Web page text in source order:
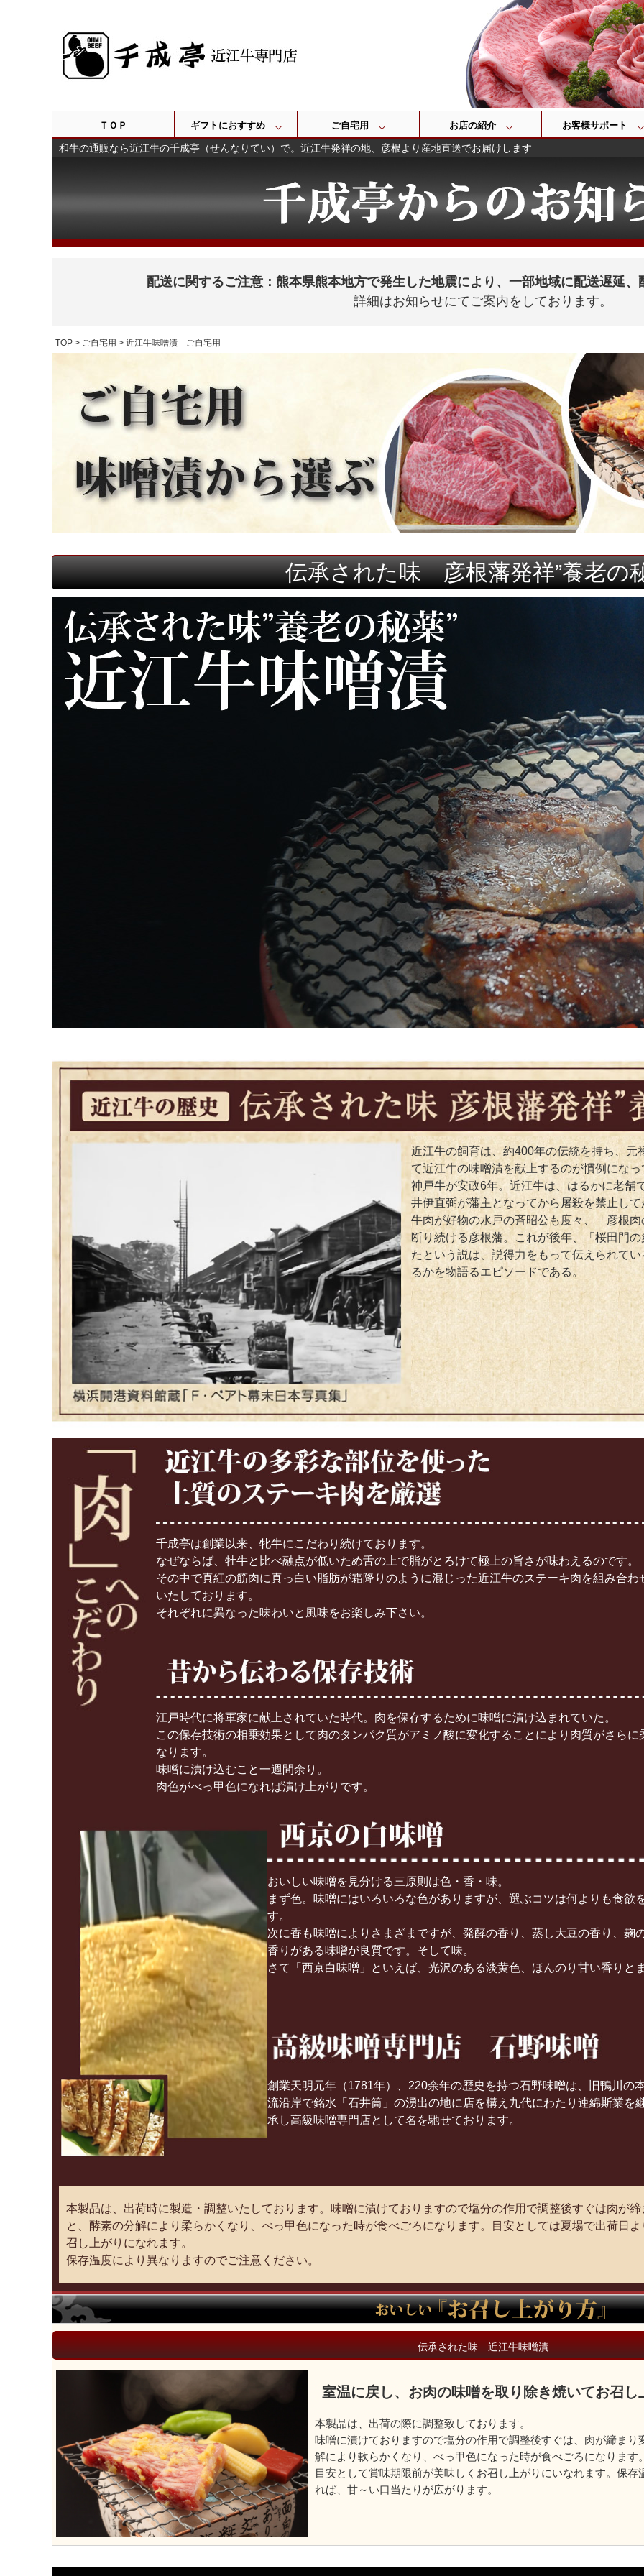
検索
ＴＯＰ ギフトにおすすめ ご自宅用 お店の紹介 お客様サポート
和牛の通販なら近江牛の千成亭（せんなりてい）で。近江牛発祥の地、彦根より産地直送でお届けします
配送に関するご注意：熊本県熊本地方で発生した地震により、一部地域に配送遅延
詳細はお知らせにてご案内をしております。
TOP ご自宅用 近江牛味噌漬 ご自宅用
伝承された味 彦根藩発祥”養老の
近江牛の飼育は、約400年の伝統を持ち、
て近江牛の味噌漬を献上するのが慣例にな
神戸牛が安政6年。近江牛は、はるかに老舗
井伊直弼が藩主となってから屠殺を禁止し
牛肉が好物の水戸の斉昭公も度々、「彦根
断り続ける彦根藩。これが後年、「桜田門
たという説は、説得力をもって伝えられて
るかを物語るエピソードである。
千成亭は創業以来、牝牛にこだわり続けております。
なぜならば、牡牛と比べ融点が低いため舌の上で脂がとろけて極上の旨さが味わえるのです。
その中で真紅の筋肉に真っ白い脂肪が霜降りのように混じった近江牛のステーキ肉を組み合わ
いたしております。
それぞれに異なった味わいと風味をお楽しみ下さい。
江戸時代に将軍家に献上されていた時代。肉を保存するために味噌に漬け込まれていた。
この保存技術の相乗効果として肉のタンパク質がアミノ酸に変化することにより肉質がさらに
なります。
味噌に漬け込むこと一週間余り。
肉色がべっ甲色になれば漬け上がりです。
おいしい味噌を見分ける三原則は色・香・味。
まず色。味噌にはいろいろな色がありますが、選ぶコツは何よりも食欲
す。
次に香も味噌によりさまざまですが、発酵の香り、蒸し大豆の香り、麹
香りがある味噌が良質です。そして味。
さて「西京白味噌」といえば、光沢のある淡黄色、ほんのり甘い香りと
創業天明元年（1781年）、220余年の歴史を持つ石野味噌は、旧鴨川の
流沿岸で銘水「石井筒」の湧出の地に店を構え九代にわたり連綿斯業を
承し高級味噌専門店として名を馳せております。
本製品は、出荷時に製造・調整いたしております。味噌に漬けておりますので塩分の作用で調整後すぐは肉が
と、酵素の分解により柔らかくなり、べっ甲色になった時が食べごろになります。目安としては夏場で出荷日
召し上がりになれます。
保存温度により異なりますのでご注意ください。
伝承された味 近江牛味噌漬
室温に戻し、お肉の味噌を取り除き焼いてお召し
本製品は、出荷の際に調整致しております。
味噌に漬けておりますので塩分の作用で調整後すぐは、肉が締ま
解により軟らかくなり、べっ甲色になった時が食べごろになります
目安として賞味期限前が美味しくお召し上がりにいなれます。保
れば、甘～い口当たりが広がります。